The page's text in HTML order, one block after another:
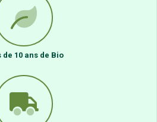
de 10 ans de Bio